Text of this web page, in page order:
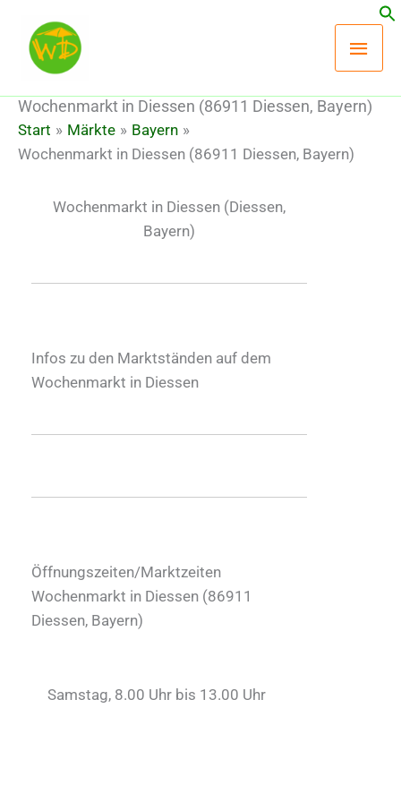
Inhalt
springen
Wochenmarkt in Diessen (86911 Diessen, Bayern)
Start Märkte
Bayern
Wochenmarkt in Diessen (86911 Diessen, Bayern)
Wochenmarkt in Diessen (Diessen,
Bayern)
Infos zu den Marktständen auf dem
Wochenmarkt in Diessen
Öffnungszeiten/Marktzeiten
Wochenmarkt in Diessen (86911
Diessen, Bayern)
Samstag, 8.00 Uhr bis 13.00 Uhr